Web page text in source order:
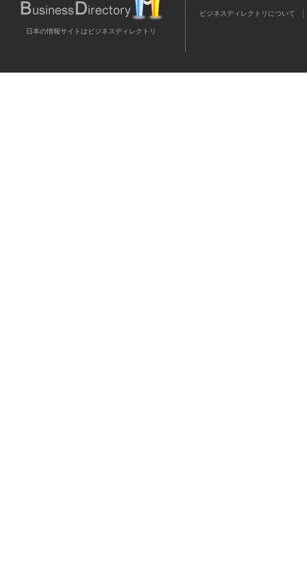
日本の情報サイトはビジネスディレクトリ
ビジネスディレクトリについて